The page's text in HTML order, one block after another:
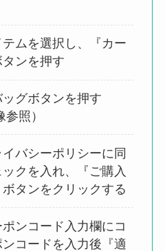
ムを選択し、『カー
タンを押す
グボタンを押す
照）
バシーポリシーに同
クを入れ、『ご購入
タンをクリックする
ンコード入力欄にコ
コードを入力後『適